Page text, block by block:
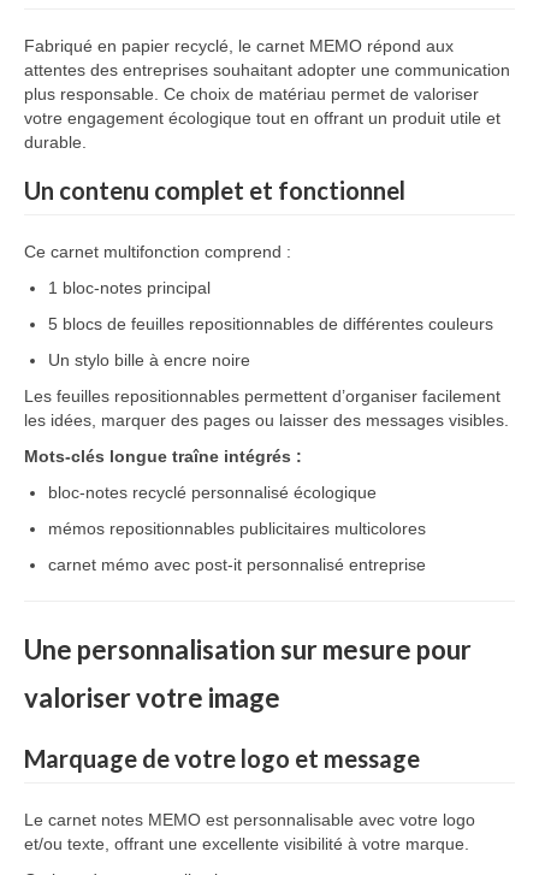
Fabriqué en papier recyclé, le carnet MEMO répond aux
attentes des entreprises souhaitant adopter une communication
plus responsable. Ce choix de matériau permet de valoriser
votre engagement écologique tout en offrant un produit utile et
durable.
Un contenu complet et fonctionnel
Ce carnet multifonction comprend :
1 bloc-notes principal
5 blocs de feuilles repositionnables de différentes couleurs
Un stylo bille à encre noire
Les feuilles repositionnables permettent d’organiser facilement
les idées, marquer des pages ou laisser des messages visibles.
Mots-clés longue traîne intégrés :
bloc-notes recyclé personnalisé écologique
mémos repositionnables publicitaires multicolores
carnet mémo avec post-it personnalisé entreprise
Une personnalisationsurmesure pour
valoriservotre image
Marquage devotre logo et message
Le carnet notes MEMO est personnalisable avec votre logo
et/ou texte, offrant une excellente visibilité à votre marque.